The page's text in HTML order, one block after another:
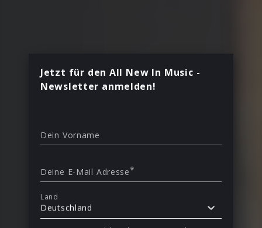
Jetzt für den All New In Music -
Newsletter anmelden!
Dein Vorname
Deine E-Mail Adresse*
Land
Deutschland